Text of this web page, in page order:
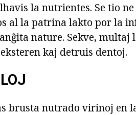
la nutrientes. Se tio
al la patrina lakto por la
nature. Sekve,
kaj detruis dentoj.
brusta nutrado virinoj en